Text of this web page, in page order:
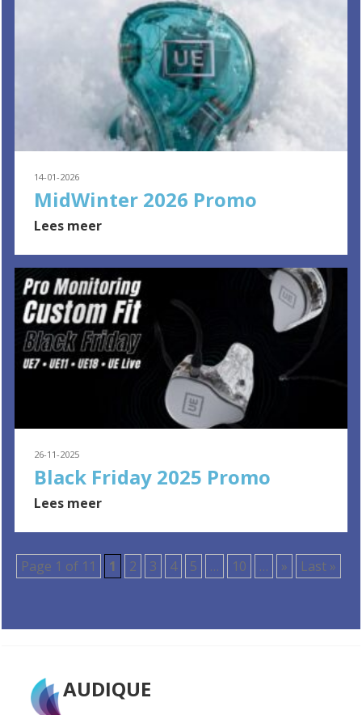
14-01-2026
MidWinter 2026 Promo
Lees meer
26-11-2025
Black Friday 2025 Promo
Lees meer
Page 1 of 11 1 2 3 4 5 … 10 … » Last »
AUDIQUE